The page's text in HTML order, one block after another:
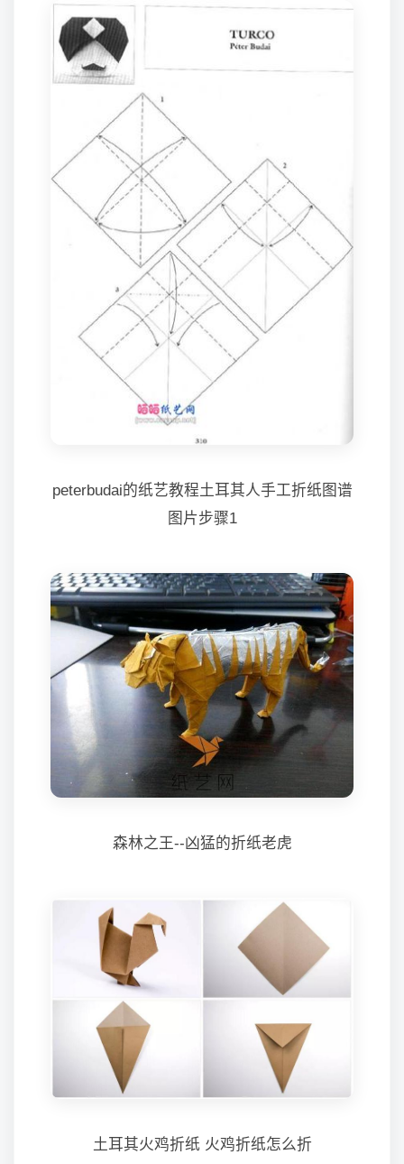
peterbudai的纸艺教程土耳其人手工折纸图谱
图片步骤1
森林之王--凶猛的折纸老虎
土耳其火鸡折纸 火鸡折纸怎么折